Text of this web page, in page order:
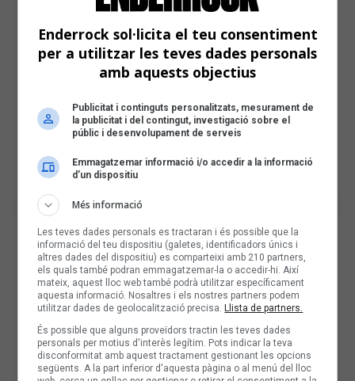
Enderrock sol·licita el teu consentiment
per a utilitzar les teves dades personals
amb aquests objectius
Publicitat i continguts personalitzats, mesurament de
la publicitat i del contingut, investigació sobre el
públic i desenvolupament de serveis
Emmagatzemar informació i/o accedir a la informació
d’un dispositiu
Més informació
Les teves dades personals es tractaran i és possible que la
informació del teu dispositiu (galetes, identificadors únics i
altres dades del dispositiu) es comparteixi amb 210 partners,
els quals també podran emmagatzemar-la o accedir-hi. Així
mateix, aquest lloc web també podrà utilitzar específicament
aquesta informació. Nosaltres i els nostres partners podem
utilitzar dades de geolocalització precisa. Llista de partners.
És possible que alguns proveïdors tractin les teves dades
personals per motius d'interès legítim. Pots indicar la teva
disconformitat amb aquest tractament gestionant les opcions
següents. A la part inferior d'aquesta pàgina o al menú del lloc